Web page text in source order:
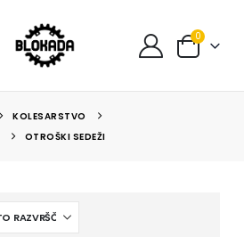
0
KOLESARSTVO
OTROŠKI SEDEŽI